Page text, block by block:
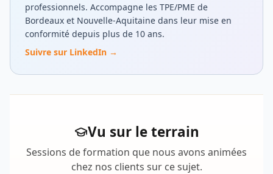
professionnels. Accompagne les TPE/PME de
Bordeaux et Nouvelle-Aquitaine dans leur mise en
conformité depuis plus de 10 ans.
Suivre sur LinkedIn →
Vu sur le terrain
Sessions de formation que nous avons animées
chez nos clients sur ce sujet.